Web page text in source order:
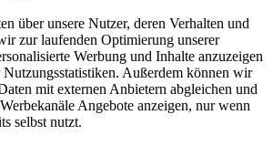
über unsere Nutzer, deren Verhalten und
zur laufenden Optimierung unserer
Werbung und Inhalte anzuzeigen
Außerdem können wir
mit externen Anbietern abgleichen und
Angebote anzeigen, nur wenn
selbst nutzt.